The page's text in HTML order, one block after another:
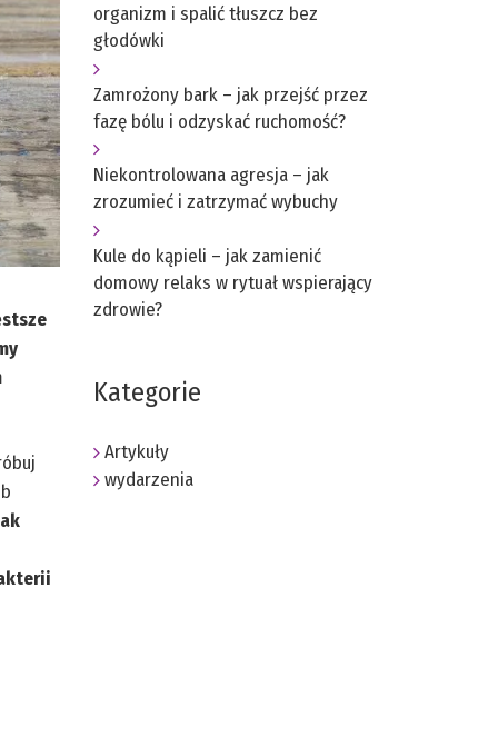
organizm i spalić tłuszcz bez
głodówki
Zamrożony bark – jak przejść przez
fazę bólu i odzyskać ruchomość?
Niekontrolowana agresja – jak
zrozumieć i zatrzymać wybuchy
Kule do kąpieli – jak zamienić
domowy relaks w rytuał wspierający
zdrowie?
Kategorie
Artykuły
wydarzenia